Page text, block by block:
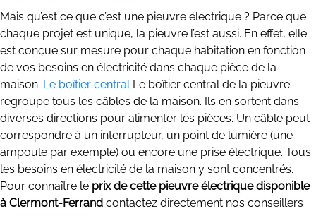
Mais qu’est ce que c’est une pieuvre électrique ? Parce que
chaque projet est unique, la pieuvre l’est aussi. En effet, elle
est conçue sur mesure pour chaque habitation en fonction
de vos besoins en électricité dans chaque pièce de la
maison. Le boîtier central Le boîtier central de la pieuvre
regroupe tous les câbles de la maison. Ils en sortent dans
diverses directions pour alimenter les pièces. Un câble peut
correspondre à un interrupteur, un point de lumière (une
ampoule par exemple) ou encore une prise électrique. Tous
les besoins en électricité de la maison y sont concentrés.
Pour connaître le prix de cette pieuvre électrique disponible
à Clermont-Ferrand contactez directement nos conseillers